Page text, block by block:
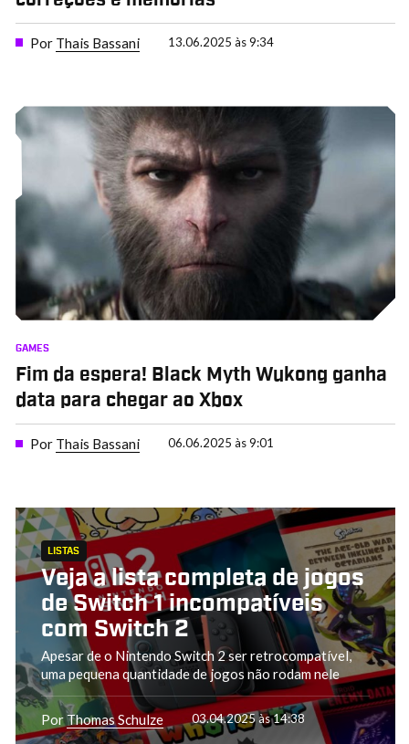
Por Thais Bassani 13.06.2025 às 9:34
GAMES
Fim da espera! Black Myth Wukong ganha
data para chegar ao Xbox
Por Thais Bassani 06.06.2025 às 9:01
LISTAS
Veja a lista completa de jogos
de Switch 1 incompatíveis
com Switch 2
Apesar de o Nintendo Switch 2 ser retrocompatível,
uma pequena quantidade de jogos não rodam nele
PorThomas Schulze 03.04.2025 às 14:38